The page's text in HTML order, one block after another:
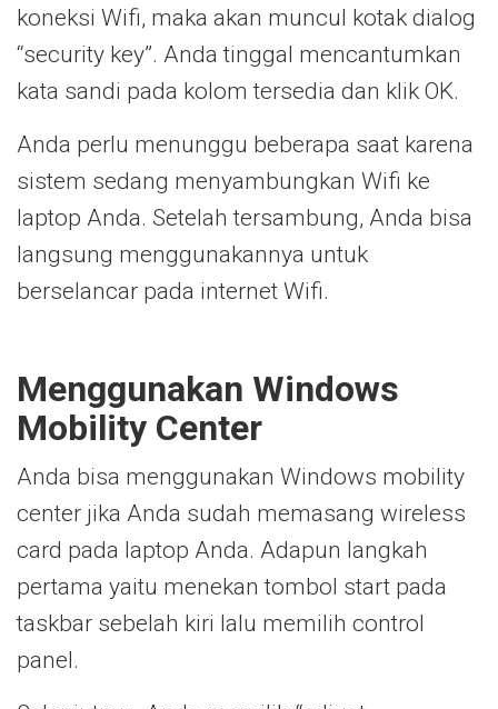
koneksi Wifi, maka akan muncul kotak dialog
“security key”. Anda tinggal mencantumkan
kata sandi pada kolom tersedia dan klik OK.
Anda perlu menunggu beberapa saat karena
sistem sedang menyambungkan Wifi ke
laptop Anda. Setelah tersambung, Anda bisa
langsung menggunakannya untuk
berselancar pada internet Wifi.
Menggunakan Windows
Mobility Center
Anda bisa menggunakan Windows mobility
center jika Anda sudah memasang wireless
card pada laptop Anda. Adapun langkah
pertama yaitu menekan tombol start pada
taskbar sebelah kiri lalu memilih control
panel.